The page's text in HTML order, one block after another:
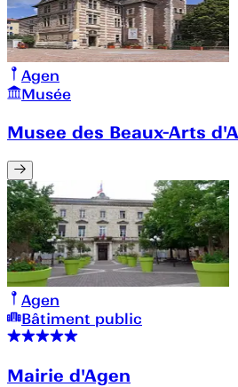
Agen
Musée
Musee des Beaux-Arts
Agen
Bâtiment public
Mairie d'Agen